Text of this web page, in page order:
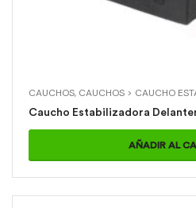
CAUCHOS, CAUCHOS > CAUCHO
Caucho Estabilizadora
AÑADIR AL